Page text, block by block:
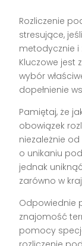
Rozliczenie
stresujące,
metodycznie
Kluczowe jest
wybór
dopełnienie
Pamiętaj, że
obowiązek
niezależnie
o unikaniu
jednak
zarówno w
Odpowiednie
znajomość
pomocy